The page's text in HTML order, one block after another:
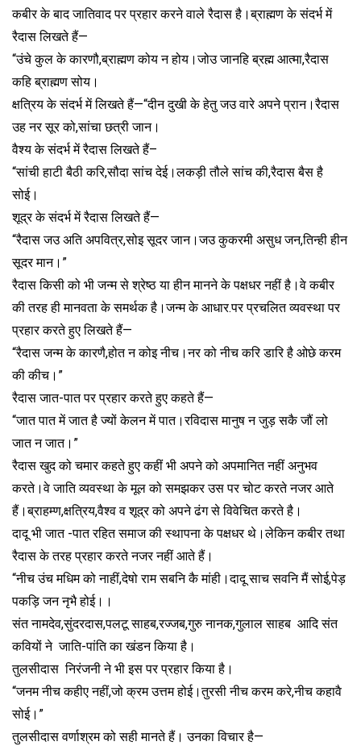
कबीर के बाद जातिवाद पर प्रहार करने वाले रैदास है।ब्राह्मण के संदर्भ में
रैदास लिखते हैं—
“उंचे कुल के कारणौ,ब्राह्मण कोय न होय।जोउ जानहि ब्रह्म आत्मा,रैदास
कहि ब्राह्मण सोय।
क्षत्रिय के संदर्भ में लिखते हैं—“दीन दुखी के हेतु जउ वारे अपने प्रान।रैदास
उह नर सूर को,सांचा छत्री जान।
वैश्य के संदर्भ में रैदास लिखते हैं–
“सांची हाटी बैठी करि,सौदा सांच देई।लकड़ी तौले सांच की,रैदास बैस है
सोई।
शूद्र के संदर्भ में रैदास लिखते हैं—
“रैदास जउ अति अपवित्र,सोइ सूदर जान।जउ कुकरमी असुध जन,तिन्ही हीन
सूदर मान।”
रैदास किसी को भी जन्म से श्रेष्ठ या हीन मानने के पक्षधर नहीं है।वे कबीर
की तरह ही मानवता के समर्थक है।जन्म के आधार.पर प्रचलित व्यवस्था पर
प्रहार करते हुए लिखते हैं—
“रैदास जन्म के कारणै,होत न कोइ नीच।नर को नीच करि डारि है ओछे करम
की कीच।”
रैदास जात-पात पर प्रहार करते हुए कहते हैं—
“जात पात में जात है ज्यों केलन में पात।रविदास मानुष न जुड़ सकै जौं लो
जात न जात।”
रैदास खुद को चमार कहते हुए कहीं भी अपने को अपमानित नहीं अनुभव
करते।वे जाति व्यवस्था के मूल को समझकर उस पर चोट करते नजर आते
हैं।ब्राहम्ण,क्षत्रिय,वैश्व व शूद्र को अपने ढंग से विवेचित करते है।
दादू भी जात -पात रहित समाज की स्थापना के पक्षधर थे।लेकिन कबीर तथा
रैदास के तरह प्रहार करते नजर नहीं आते हैं।
“नीच उंच मधिम को नाहीं,देषो राम सबनि कै मांही।दादू साच सवनि मैं सोई,पेड़
पकड़ि जन नृभै होई।।
संत नामदेव,सुंदरदास,पलटू साहब,रज्जब,गुरु नानक,गुलाल साहब आदि संत
कवियों ने जाति-पांति का खंडन किया है।
तुलसीदास निरंजनी ने भी इस पर प्रहार किया है।
“जनम नीच कहीए नहीं,जो क्रम उत्तम होई।तुरसी नीच करम करे,नीच कहावै
सोई।”
तुलसीदास वर्णाश्रम को सही मानते हैं। उनका विचार है—